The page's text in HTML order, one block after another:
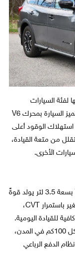
سيارة لا بأس بها لفئة السيارات
الرياضية متعددة الاستخدامات متوسطة الحجم. تتميز السيارة بمحرك V6
استهلاك الوقود أعلى
من متعة القيادة،
الأخرى.
كل طرازات نيسان باثفايندر 2019 لديها محرك V6 بسعة 3.5 لتر يولد قوةً
مقدارها 284 حصاناً مع ناقل حركة أوتوماتيكي متغير باستمرار CVT،
للقيادة اليومية.
تستهلك نيسان باثفايندر ما يصل إلى 11.76 لتر لكل 100كم في المدن،
نظام الدفع الرباعي